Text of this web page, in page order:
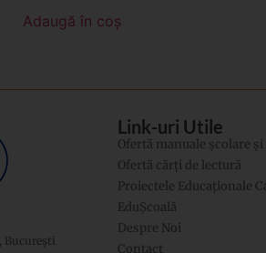
Adaugă în coș
Link-uri Utile
Ofertă manuale şcolare
Ofertă cărți de lectură
Proiectele Educaţionale
EduȘcoală
Despre Noi
Contact